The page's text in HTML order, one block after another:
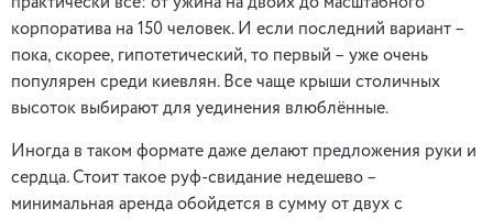
корпоратива на 150 человек. И если последний вариант –
пока, скорее, гипотетический, то первый – уже очень
популярен среди киевлян. Все чаще крыши столичных
высоток выбирают для уединения влюблённые.
Иногда в таком формате даже делают предложения руки и
сердца. Стоит такое руф-свидание недешево –
минимальная аренда обойдется в сумму от двух с